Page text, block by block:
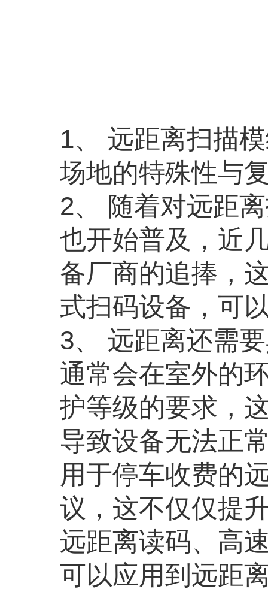
1、 远距离扫描
场地的特殊性与
2、 随着对远距
也开始普及，近
备厂商的追捧，
式扫码设备，可
3、 远距离还需
通常会在室外的
护等级的要求，
导致设备无法正
用于停车收费的
议，这不仅仅提
远距离读码、高
可以应用到远距